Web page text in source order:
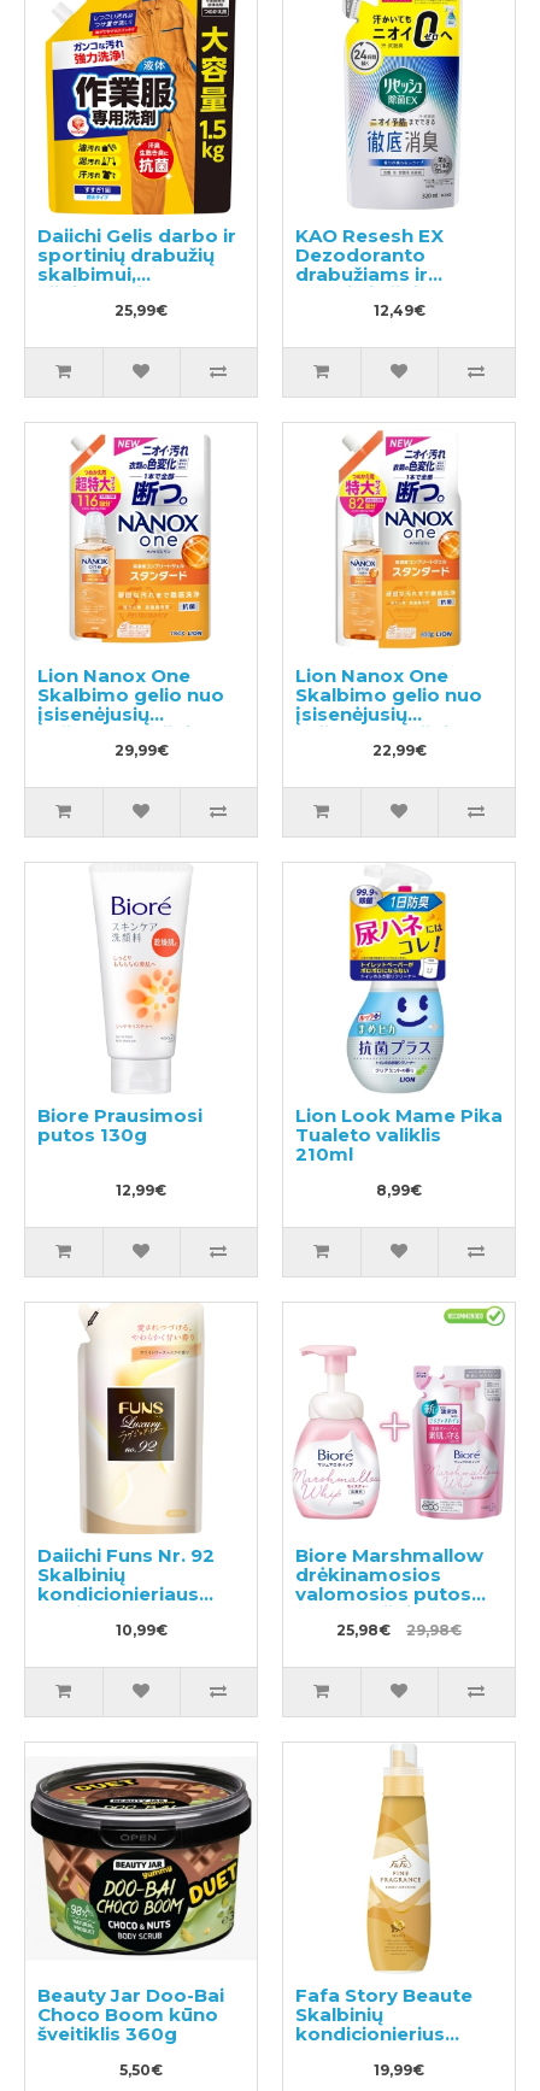
Daiichi Gelis darbo ir
sportinių drabužių
skalbimui,
užpildymui 1.5kg
25,99€
KAO Resesh EX
Dezodoranto
drabužiams ir
tekstilei užpildas
12,49€
Lion Nanox One
Skalbimo gelio nuo
įsisenėjusių
nešvarumų užpildas
29,99€
Lion Nanox One
Skalbimo gelio nuo
įsisenėjusių
nešvarumų užpildas
22,99€
Biore Prausimosi
putos 130g
12,99€
Lion Look Mame Pika
Tualeto valiklis
210ml
8,99€
Daiichi Funs Nr. 92
Skalbinių
kondicionieriaus
papildymas 480ml
10,99€
Biore Marshmallow
drėkinamosios
valomosios putos
150ml + užpildas
130ml25,98€ 29,98€
Beauty Jar Doo-Bai
Choco Boom kūno
šveitiklis 360g
5,50€
Fafa Story Beaute
Skalbinių
kondicionierius
19,99€